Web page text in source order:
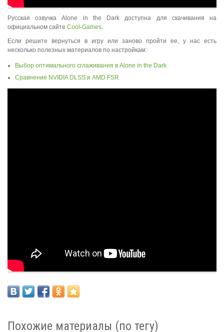
Русская озвучка Alone in the Dark доступна для скачивания на
официальном сайте Сool-Games.
Если решите вернуться в игру или заново пройти ее, у нас есть
несколько полезных материалов по настройкам:
Выбор оптимального сглаживания в Alone in the Dark
Сравнение NVIDIA DLSS и AMD FSR
Похожие материалы (по тегу)